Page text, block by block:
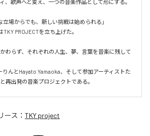
、歌声へと変え、一つの音楽作品として形にする。
立場からでも、新しい挑戦は始められる」
PROJECTを立ち上げた。
わらず、それぞれの人生、夢、言葉を音楽に残して
りんとHayato Yamaoka、そして参加アーティストた
再出発の音楽プロジェクトである。
ース： TKY project